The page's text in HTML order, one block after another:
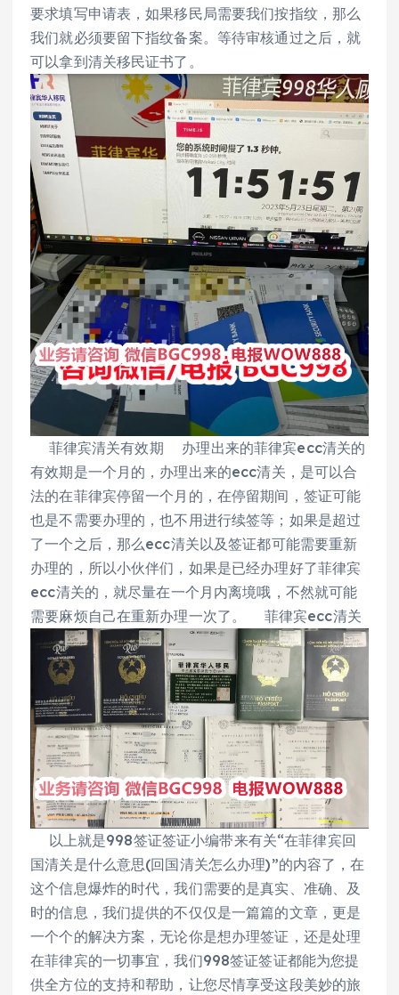
要求填写申请表，如果移民局需要我们按指纹，那么
我们就必须要留下指纹备案。等待审核通过之后，就
可以拿到清关移民证书了。
菲律宾清关有效期 办理出来的菲律宾ecc清关的
有效期是一个月的，办理出来的ecc清关，是可以合
法的在菲律宾停留一个月的，在停留期间，签证可能
也是不需要办理的，也不用进行续签等；如果是超过
了一个之后，那么ecc清关以及签证都可能需要重新
办理的，所以小伙伴们，如果是已经办理好了菲律宾
ecc清关的，就尽量在一个月内离境哦，不然就可能
需要麻烦自己在重新办理一次了。 菲律宾ecc清关
以上就是998签证签证小编带来有关“在菲律宾回
国清关是什么意思(回国清关怎么办理)”的内容了，在
这个信息爆炸的时代，我们需要的是真实、准确、及
时的信息，我们提供的不仅仅是一篇篇的文章，更是
一个个的解决方案，无论你是想办理签证，还是处理
在菲律宾的一切事宜，我们998签证签证都能为您提
供全方位的支持和帮助，让您尽情享受这段美妙的旅